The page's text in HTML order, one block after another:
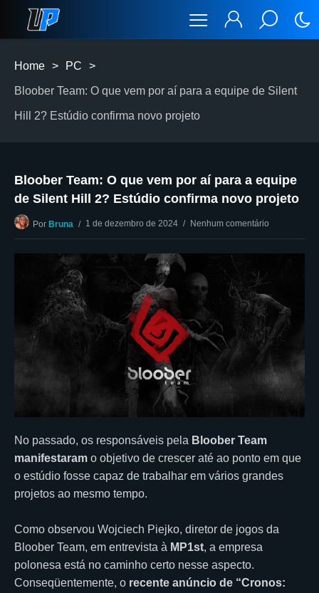
Home > PC >
Bloober Team: O que vem por aí para a equipe de Silent
Hill 2? Estúdio confirma novo projeto
Bloober Team: O que vem por aí para a equipe
de Silent Hill 2? Estúdio confirma novo projeto
Por Bruna 1 de dezembro de 2024 Nenhum comentário
No passado, os responsáveis pela Bloober Team
manifestaram o objetivo de crescer até ao ponto em que
o estúdio fosse capaz de trabalhar em vários grandes
projetos ao mesmo tempo.
Como observou Wojciech Piejko, diretor de jogos da
Bloober Team, em entrevista à MP1st, a empresa
polonesa está no caminho certo nesse aspecto.
Conseqüentemente, o recente anúncio de “Cronos: